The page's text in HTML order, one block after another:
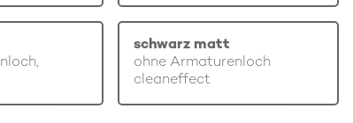
schwarz matt
ohne Armaturenloch
cleaneffect